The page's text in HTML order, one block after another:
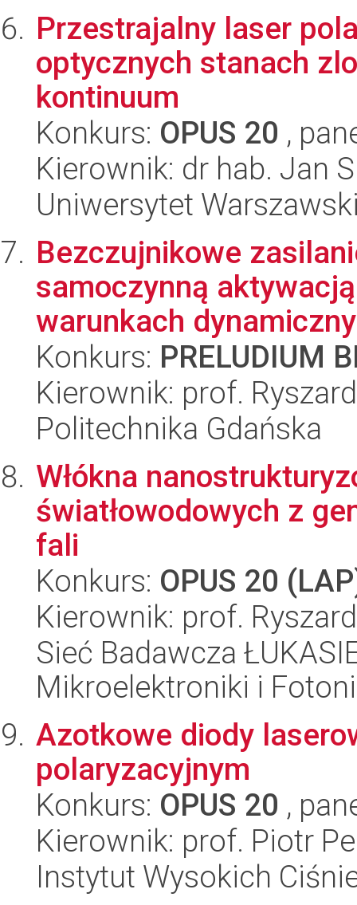
Przestrajalny laser
optycznych stanach
kontinuum
Konkurs: OPUS 20 ,
Kierownik: dr hab. Jan
Uniwersytet
Bezczujnikowe
samoczynną
warunkach
Konkurs: PRELUDIUM
Kierownik: prof.
Politechnika Gdańska
Włókna
światłowodowych z
fali
Konkurs: OPUS 20
Kierownik: prof.
Sieć Badawcza
Mikroelektroniki i
Azotkowe diody
polaryzacyjnym
Konkurs: OPUS 20 ,
Kierownik: prof. Piotr
Instytut Wysokich